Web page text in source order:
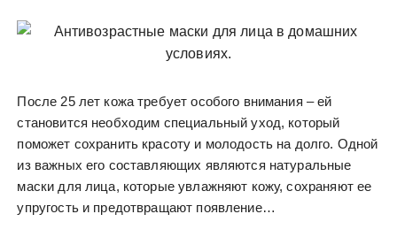
После 25 лет кожа требует особого внимания – ей
становится необходим специальный уход, который
поможет сохранить красоту и молодость на долго. Одной
из важных его составляющих являются натуральные
маски для лица, которые увлажняют кожу, сохраняют ее
упругость и предотвращают появление…